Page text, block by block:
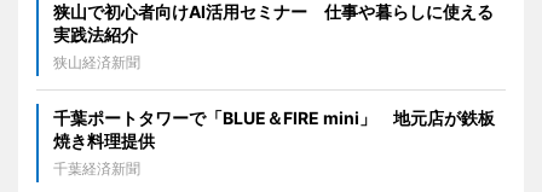
狭山で初心者向けAI活用セミナー 仕事や暮らしに使える
実践法紹介
狭山経済新聞
千葉ポートタワーで「BLUE＆FIRE mini」 地元店が鉄板
焼き料理提供
千葉経済新聞